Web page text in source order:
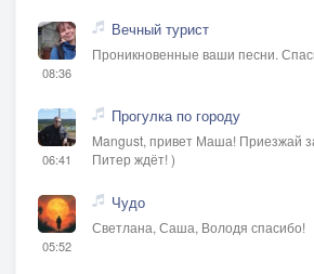
08:36
Вечный турист
Проникновенные ваши песни.
06:41
Прогулка по городу
Mangust, привет Маша! Приезжай
Питер ждёт! )
05:52
Чудо
Светлана, Саша, Володя спасибо!